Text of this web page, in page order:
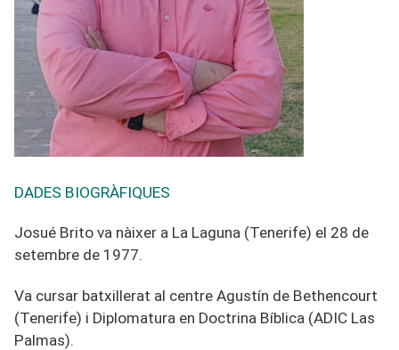
DADES BIOGRÀFIQUES
Josué Brito va nàixer a La Laguna (Tenerife) el 28 de
setembre de 1977.
Va cursar batxillerat al centre Agustín de Bethencourt
(Tenerife) i Diplomatura en Doctrina Bíblica (ADIC Las
Palmas).